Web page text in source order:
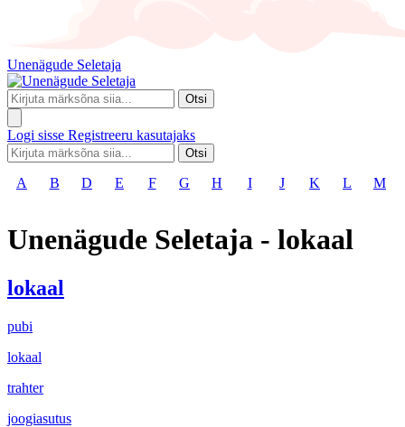
Unenägude Seletaja
Otsi
Logi sisse Registreeru kasutajaks
Otsi
A B D E F G H I J K L M
Unenägude Seletaja - lokaal
lokaal
pubi
lokaal
trahter
joogiasutus